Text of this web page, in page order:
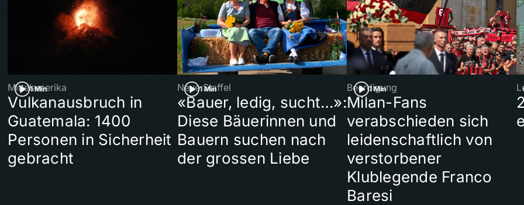
1 Min
Mittelamerika
Vulkanausbruch in
Guatemala: 1400
Personen in Sicherheit
gebracht
1 Min
Neue Staffel
«Bauer, ledig, sucht…»:
Diese Bäuerinnen und
Bauern suchen nach
der grossen Liebe
1 Min
Beerdigung
Milan-Fans
verabschieden sich
leidenschaftlich von
verstorbener
Klublegende Franco
Baresi